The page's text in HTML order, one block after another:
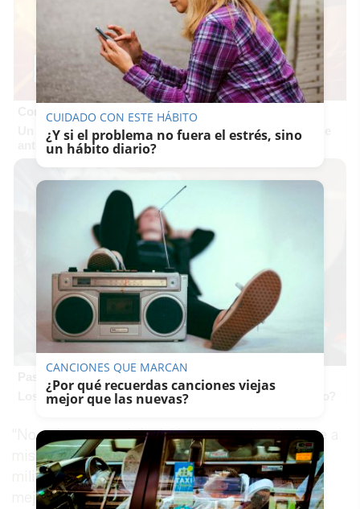
Corepunk MMORPG
Un verdadero MMORPG de la vieja escuela ¡Cómo los de
antes, pero mejor!
Pasaportes que abren puertas
Los pasaportes más poderosos del mundo, ¿está el tuyo?
"No quiero que mi decisión personal perjudique a
mis antiguos compañeros y compañeras de
militancia en su necesaria misión de lograr el
mejor resultado posible en las futuras
CUIDADO CON ESTE HÁBITO
¿Y si el problema no fuera el estrés, sino
un hábito diario?
CANCIONES QUE MARCAN
¿Por qué recuerdas canciones viejas
mejor que las nuevas?